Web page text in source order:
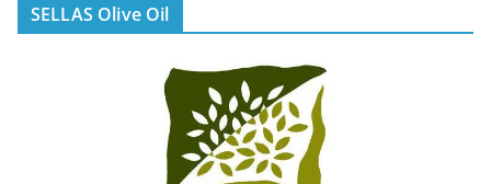
SELLAS Olive Oil